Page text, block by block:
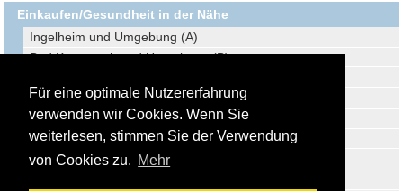
Für eine optimale Nutzererfahrung
verwenden wir Cookies. Wenn Sie
weiterlesen, stimmen Sie der Verwendung
von Cookies zu. Mehr
Einkaufen/Gesundheit in der Nähe
Ingelheim und Umgebung (A)
Bad Kreuznach und Umgebung (B)
Idstein und Umgebung (D)
Bad Ems und Umgebung (E)
Limburg und Umgebung (F)
Koblenz und Umgebung (G)